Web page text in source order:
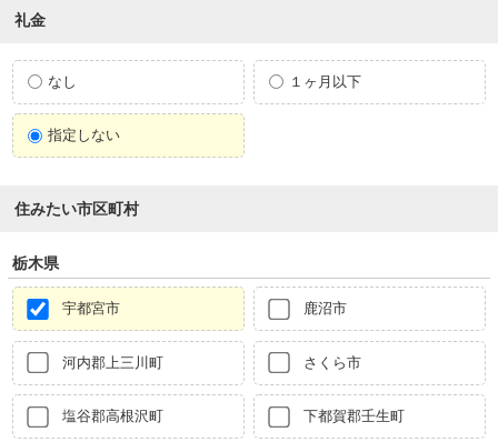
礼金
なし １ヶ月以下
指定しない
住みたい市区町村
栃木県
宇都宮市 鹿沼市
河内郡上三川町 さくら市
塩谷郡高根沢町 下都賀郡壬生町